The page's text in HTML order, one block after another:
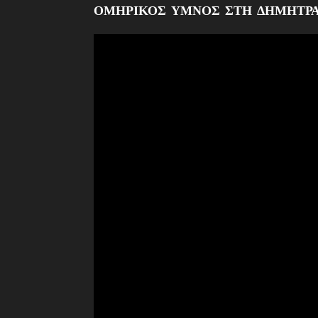
ΟΜΗΡΙΚΟΣ ΥΜΝΟΣ ΣΤΗ